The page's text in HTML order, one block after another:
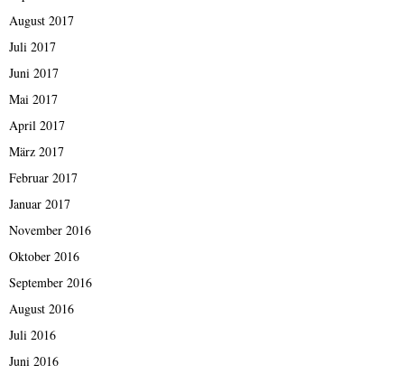
August 2017
Juli 2017
Juni 2017
Mai 2017
April 2017
März 2017
Februar 2017
Januar 2017
November 2016
Oktober 2016
September 2016
August 2016
Juli 2016
Juni 2016